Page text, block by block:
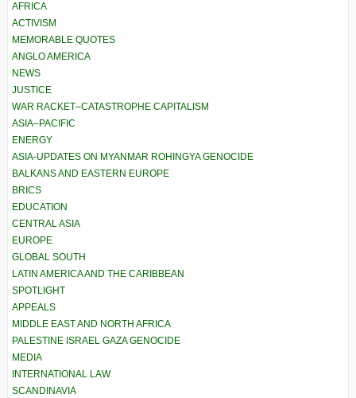
AFRICA
ACTIVISM
MEMORABLE QUOTES
ANGLO AMERICA
NEWS
JUSTICE
WAR RACKET–CATASTROPHE CAPITALISM
ASIA–PACIFIC
ENERGY
ASIA-UPDATES ON MYANMAR ROHINGYA GENOCIDE
BALKANS AND EASTERN EUROPE
BRICS
EDUCATION
CENTRAL ASIA
EUROPE
GLOBAL SOUTH
LATIN AMERICA AND THE CARIBBEAN
SPOTLIGHT
APPEALS
MIDDLE EAST AND NORTH AFRICA
PALESTINE ISRAEL GAZA GENOCIDE
MEDIA
INTERNATIONAL LAW
SCANDINAVIA